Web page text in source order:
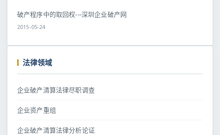
破产程序中的取回权---深圳企业破产网
2015-05-24
法律领域
企业破产清算法律尽职调查
企业资产重组
企业破产清算法律分析论证